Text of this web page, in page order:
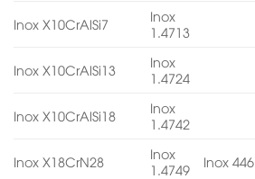
Inox X10CrAlSi7
Inox
1.4713
Inox X10CrAlSi13
Inox
1.4724
Inox X10CrAlSi18
Inox
1.4742
Inox X18CrN28
Inox
1.4749
Inox 446